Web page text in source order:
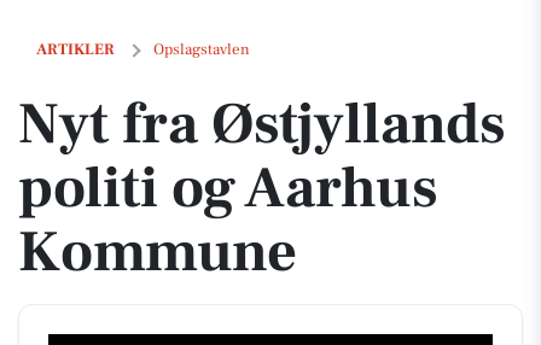
ARTIKLER Opslagstavlen
Nyt fra Østjyllands politi og Aarhus Kommune
Nyt fra Østjyllands
politi og Aarhus
Kommune